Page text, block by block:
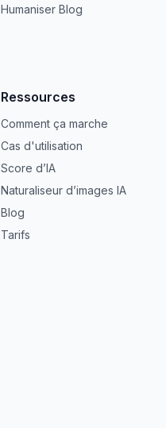
Humaniser Blog
Ressources
Comment ça marche
Cas d'utilisation
Score d’IA
Naturaliseur d’images IA
Blog
Tarifs